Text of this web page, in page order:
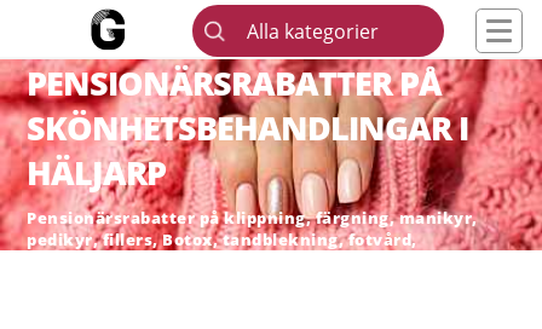
Alla kategorier
PENSIONÄRSRABATTER PÅ
SKÖNHETSBEHANDLINGAR I
HÄLJARP
Pensionärsrabatter på klippning, färgning, manikyr,
pedikyr, fillers, Botox, tandblekning, fotvård,